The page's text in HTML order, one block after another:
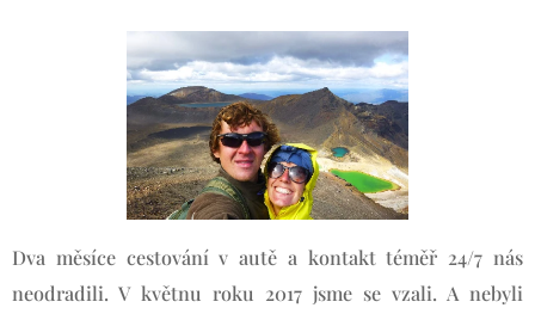
Dva měsíce cestování v autě a kontakt téměř 24/7 nás
neodradili. V květnu roku 2017 jsme se vzali. A nebyli